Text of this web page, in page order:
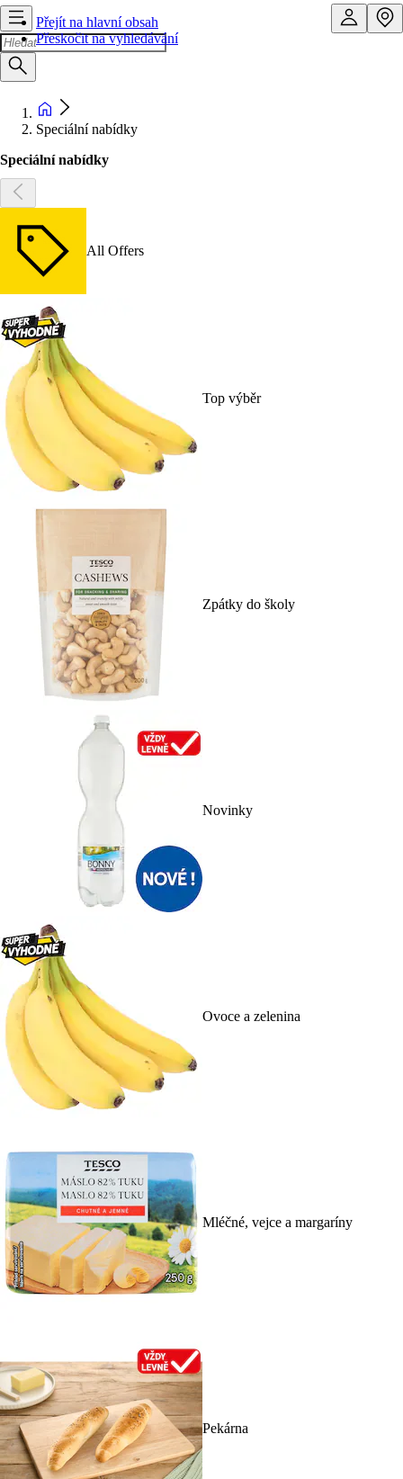
Přejít na hlavní obsah
Přeskočit na vyhledávání
Speciální nabídky
Speciální nabídky
All Offers
Top výběr
Zpátky do školy
Novinky
Ovoce a zelenina
Mléčné, vejce a margaríny
Pekárna